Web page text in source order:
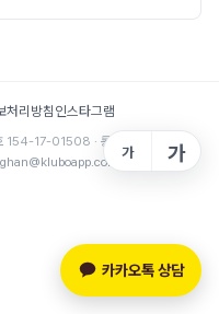
처리방침 인스타그램
154-17-01508 · 통신판매업 2021-
카카오톡 상담
가 가